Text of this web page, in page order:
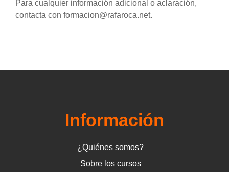
Para cualquier información adicional o aclaración,
contacta con formacion@rafaroca.net.
Información
¿Quiénes somos?
Sobre los cursos